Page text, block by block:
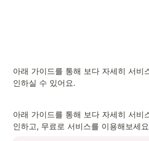
아래 가이드를 통해 보다 자세히 서비
인하실 수 있어요.
아래 가이드를 통해 보다 자세히 서비
인하고, 무료로 서비스를 이용해보세